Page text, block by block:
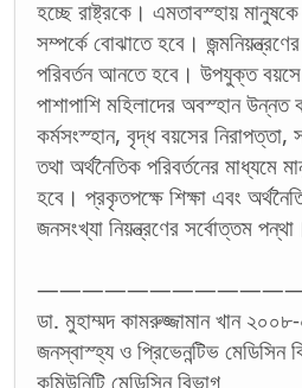
হচ্ছে রাষ্ট্রকে। এমতাবস্হায়
সম্পর্কে বোঝাতে হবে।
পরিবর্তন আনতে হবে। উপযুক্ত
পাশাপাশি মহিলাদের অবস্হান উন্নত
কর্মসংস্হান, বৃদ্ধ বয়সের নিরাপত্তা,
তথা অর্থনৈতিক পরিবর্তনের মাধ্যমে
হবে। প্রকৃতপক্ষে শিক্ষা এবং
জনসংখ্যা নিয়ন্ত্রণের সর্বোত্তম
ডা. মুহাম্মদ কামরুজ্জামান খান
জনস্বাস্হ্য ও প্রিভেনন্টিভ মেডিসিন
কমিউনিটি মেডিসিন বিভাগ